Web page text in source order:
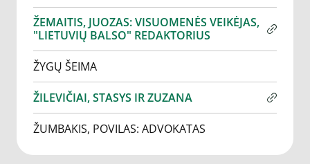
ŽEMAITIS, JUOZAS: VISUOMENĖS VEIKĖJAS,
"LIETUVIŲ BALSO" REDAKTORIUS
ŽYGŲ ŠEIMA
ŽILEVIČIAI, STASYS IR ZUZANA
ŽUMBAKIS, POVILAS: ADVOKATAS